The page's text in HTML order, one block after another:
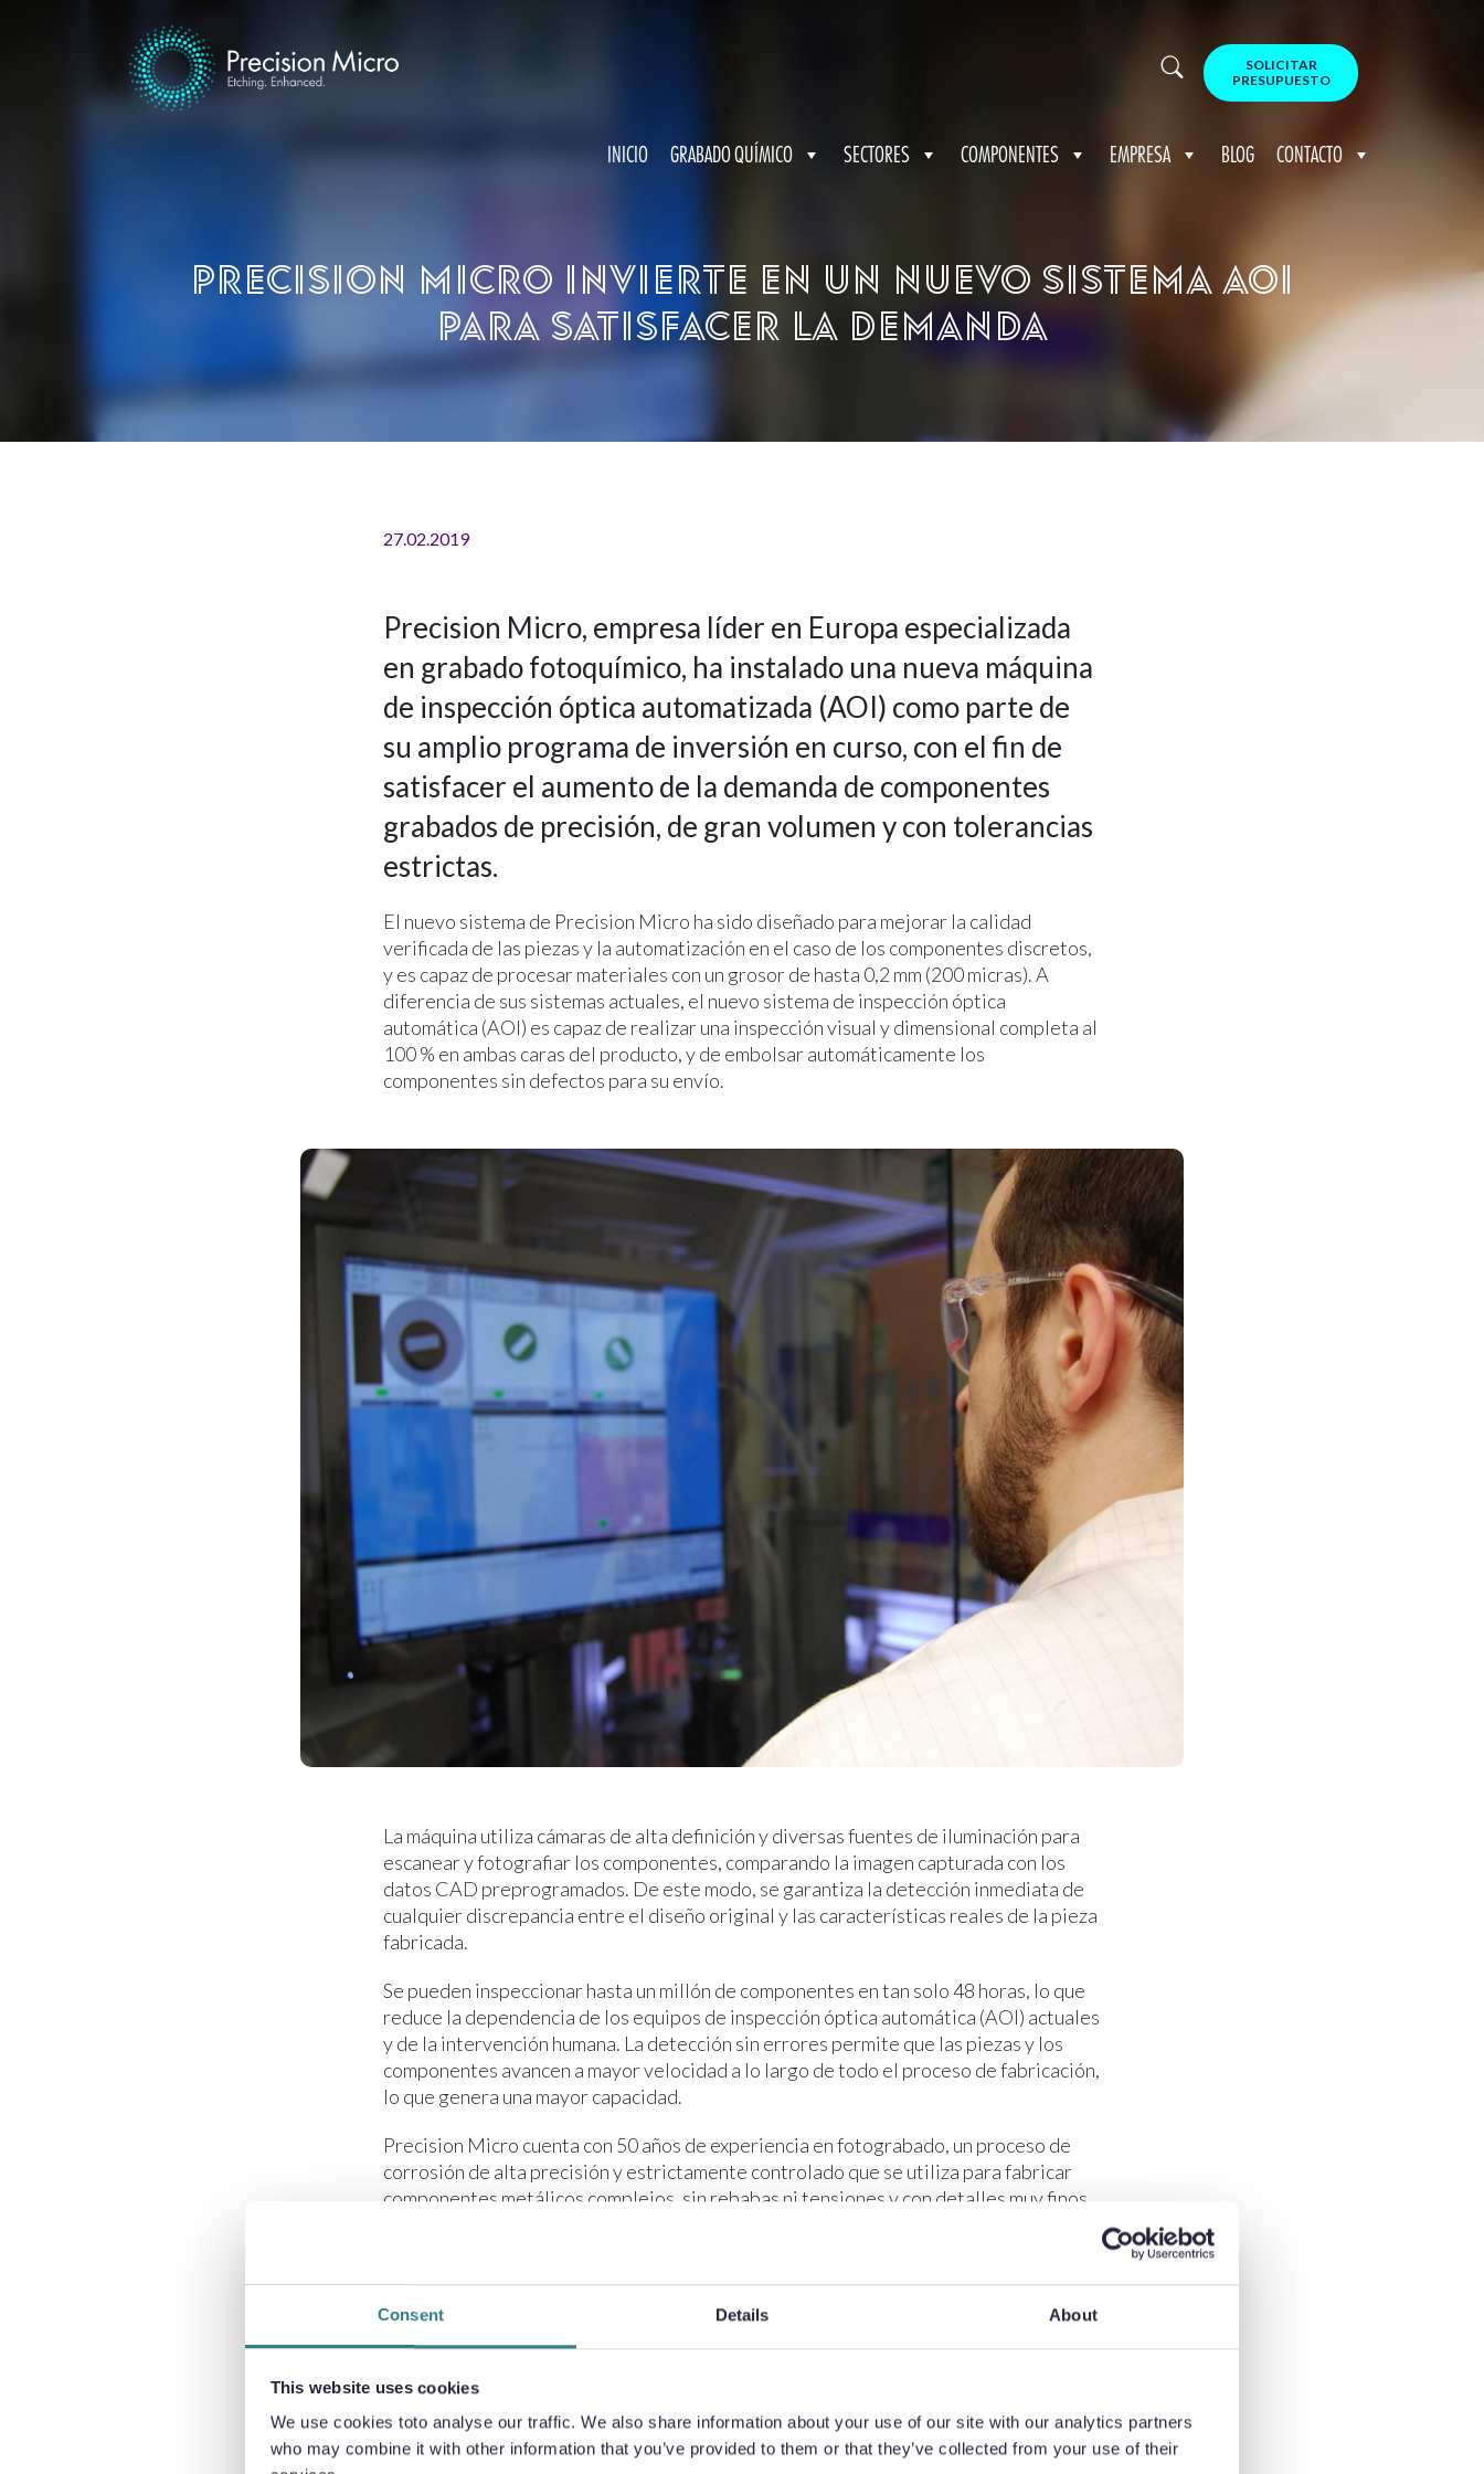
Consent Details About
This website uses cookies
We use cookies toto analyse our traffic. We also share information about your use of our site with our analytics partners
who may combine it with other information that you’ve provided to them or that they’ve collected from your use of their
INICIO GRABADO QUÍMICO SECTORES COMPONENTES EMPRESA BLOG CONTACTO
SOLICITAR
PRESUPUESTO
Precision Micro invierte en un nuevo sistema AOI
para satisfacer la demanda
27.02.2019
Precision Micro, empresa líder en Europa especializada
en grabado fotoquímico, ha instalado una nueva máquina
de inspección óptica automatizada (AOI) como parte de
su amplio programa de inversión en curso, con el fin de
satisfacer el aumento de la demanda de componentes
grabados de precisión, de gran volumen y con tolerancias
estrictas.
El nuevo sistema de Precision Micro ha sido diseñado para mejorar la calidad
verificada de las piezas y la automatización en el caso de los componentes discretos,
y es capaz de procesar materiales con un grosor de hasta 0,2 mm (200 micras). A
diferencia de sus sistemas actuales, el nuevo sistema de inspección óptica
automática (AOI) es capaz de realizar una inspección visual y dimensional completa al
100 % en ambas caras del producto, y de embolsar automáticamente los
componentes sin defectos para su envío.
La máquina utiliza cámaras de alta definición y diversas fuentes de iluminación para
escanear y fotografiar los componentes, comparando la imagen capturada con los
datos CAD preprogramados. De este modo, se garantiza la detección inmediata de
cualquier discrepancia entre el diseño original y las características reales de la pieza
fabricada.
Se pueden inspeccionar hasta un millón de componentes en tan solo 48 horas, lo que
reduce la dependencia de los equipos de inspección óptica automática (AOI) actuales
y de la intervención humana. La detección sin errores permite que las piezas y los
componentes avancen a mayor velocidad a lo largo de todo el proceso de fabricación,
lo que genera una mayor capacidad.
Precision Micro cuenta con 50 años de experiencia en fotograbado, un proceso de
corrosión de alta precisión y estrictamente controlado que se utiliza para fabricar
componentes metálicos complejos, sin rebabas ni tensiones y con detalles muy finos,
procesamiento, así como el equipo de capital necesario tanto para producir como
«Precision Micro hace hincapié en la colaboración y las alianzas con sus clientes»,
colaboración con los fabricantes de equipos originales (OEM) para desarrollar
soluciones de inspección, como demuestra esta reciente adquisición, que se ha